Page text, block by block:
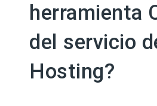
herramienta
del servicio
Hosting?